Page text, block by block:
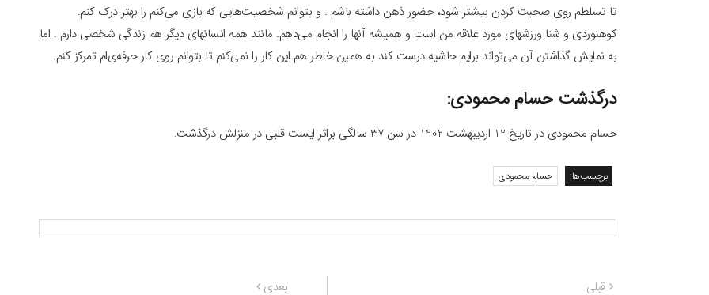
تا تسلطم روی صحبت کردن بیشتر شود، حضور ذهن داشته‌ باشم . و بتوانم شخصیت‌هایی که بازی می‌کنم را بهتر درک کنم.
کوهنوردی و شنا ورزشهای مورد علاقه من است و همیشه آنها را انجام می‌دهم. مانند همه انسانهای دیگر هم زندگی شخصی دارم . اما
به نمایش گذاشتن آن می‌تواند برایم حاشیه درست کند به همین خاطر هم این کار را نمی‌کنم تا بتوانم روی کار حرفه‌ی‌ام تمرکز کنم.
درگذشت حسام محمودی:
حسام محمودی در تاریخ 12 اردیبهشت 1402 در سن 37 سالگی براثر ایست قلبی در منزلش درگذشت.
برچسب‌ها: حسام محمودی
راهبری
قبلی بعدی